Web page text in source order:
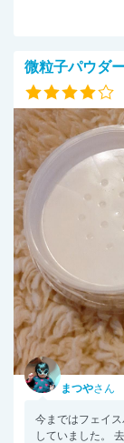
微粒子パウダ
まつやさん
今まではフェイ
していました。